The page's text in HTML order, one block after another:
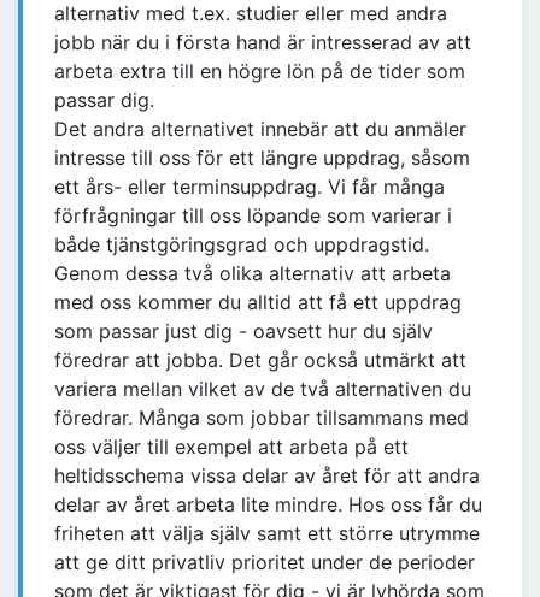
alternativ med t.ex. studier eller med andra
jobb när du i första hand är intresserad av att
arbeta extra till en högre lön på de tider som
passar dig.
Det andra alternativet innebär att du anmäler
intresse till oss för ett längre uppdrag, såsom
ett års- eller terminsuppdrag. Vi får många
förfrågningar till oss löpande som varierar i
både tjänstgöringsgrad och uppdragstid.
Genom dessa två olika alternativ att arbeta
med oss kommer du alltid att få ett uppdrag
som passar just dig - oavsett hur du själv
föredrar att jobba. Det går också utmärkt att
variera mellan vilket av de två alternativen du
föredrar. Många som jobbar tillsammans med
oss väljer till exempel att arbeta på ett
heltidsschema vissa delar av året för att andra
delar av året arbeta lite mindre. Hos oss får du
friheten att välja själv samt ett större utrymme
att ge ditt privatliv prioritet under de perioder
som det är viktigast för dig - vi är lyhörda som